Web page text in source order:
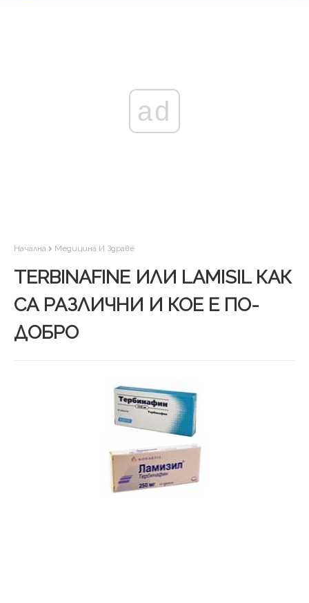
ad
Начална Медицина И Здраве
TERBINAFINE ИЛИ LAMISIL КАК
СА РАЗЛИЧНИ И КОЕ Е ПО-
ДОБРО